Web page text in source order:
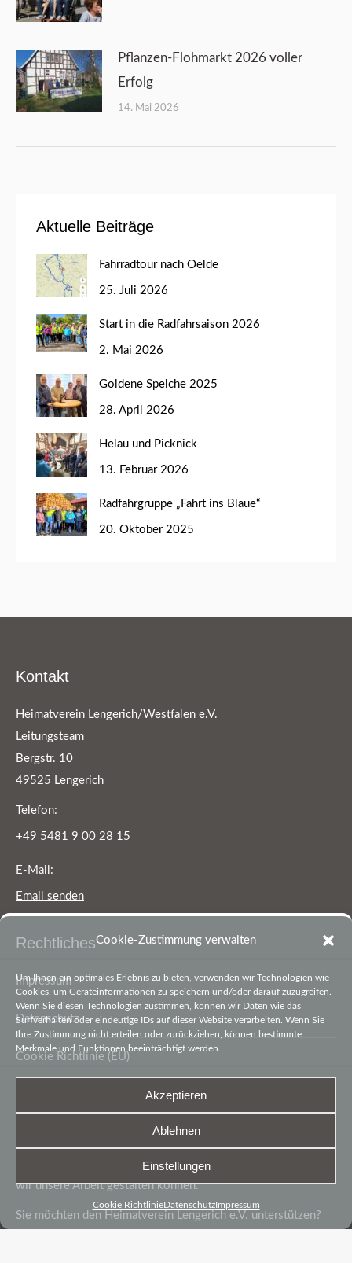
Cookie-Zustimmung verwalten
Um Ihnen ein optimales Erlebnis zu bieten, verwenden wir Technologien wie
Cookies, um Geräteinformationen zu speichern und/oder darauf zuzugreifen.
Wenn Sie diesen Technologien zustimmen, können wir Daten wie das
Surfverhalten oder eindeutige IDs auf dieser Website verarbeiten. Wenn Sie
Ihre Zustimmung nicht erteilen oder zurückziehen, können bestimmte
Merkmale und Funktionen beeinträchtigt werden.
Akzeptieren
Ablehnen
Einstellungen
Cookie RichtlinieDatenschutzImpressum
Pflanzen-Flohmarkt 2026 voller
Erfolg
14. Mai 2026
Aktuelle Beiträge
Fahrradtour nach Oelde
25. Juli 2026
Start in die Radfahrsaison 2026
2. Mai 2026
Goldene Speiche 2025
28. April 2026
Helau und Picknick
13. Februar 2026
Radfahrgruppe „Fahrt ins Blaue“
20. Oktober 2025
Kontakt
Heimatverein Lengerich/Westfalen e.V.
Leitungsteam
Bergstr. 10
49525 Lengerich
Telefon:
+49 5481 9 00 28 15
E-Mail:
Email senden
Rechtliches
Impressum
Datenschutz
Cookie Richtlinie (EU)
Begeisterung. Die letzten 10% sind finanzielle Mittel, damit
wir unsere Arbeit gestalten können.
Sie möchten den Heimatverein Lengerich e.V. unterstützen?